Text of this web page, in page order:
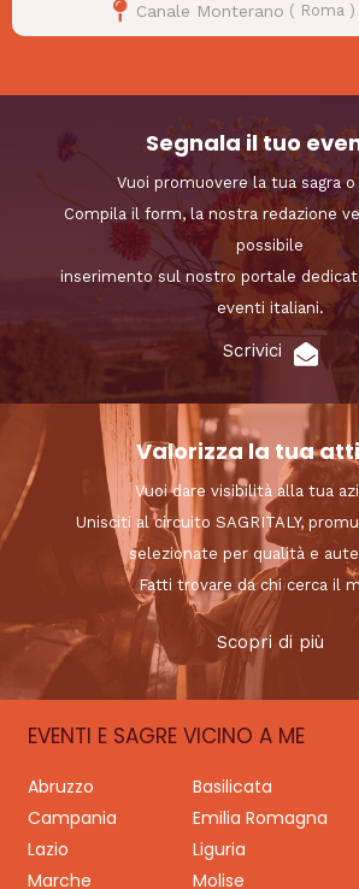
Canale Monterano ( Roma )
Segnala il tuo
Vuoi promuovere la tua sagra
Compila il form, la nostra redazione
possibile
inserimento sul nostro portale
eventi italiani.
Scrivici
Valorizza la tua
Vuoi dare visibilità alla tua
Unisciti al circuito SAGRITALY,
selezionate per qualità e
Fatti trovare da chi cerca il
Scopri di più
EVENTI E SAGRE VICINO A ME
Abruzzo Basilicata
Campania
Emilia Romagna
Lazio
Liguria
Marche
Molise